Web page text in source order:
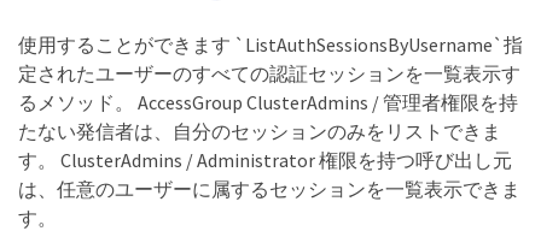
使用することができます `ListAuthSessionsByUsername`指
定されたユーザーのすべての認証セッションを一覧表示す
るメソッド。 AccessGroup ClusterAdmins / 管理者権限を持
たない発信者は、自分のセッションのみをリストできま
す。 ClusterAdmins / Administrator 権限を持つ呼び出し元
は、任意のユーザーに属するセッションを一覧表示できま
す。